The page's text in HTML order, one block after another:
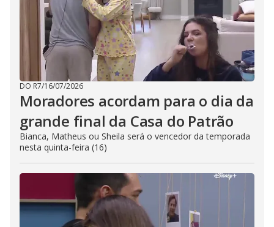
DO R7/16/07/2026
Moradores acordam para o dia da
grande final da Casa do Patrão
Bianca, Matheus ou Sheila será o vencedor da temporada
nesta quinta-feira (16)